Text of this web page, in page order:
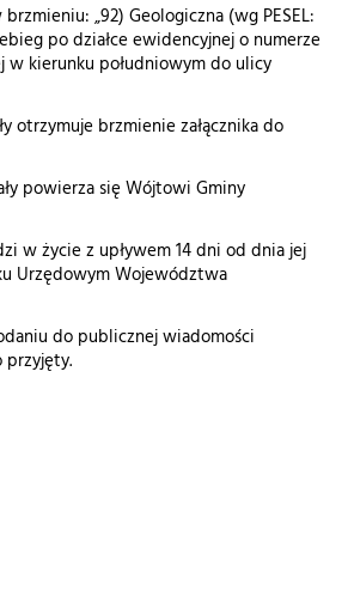
„92) Geologiczna (wg PESEL:
po działce ewidencyjnej o numerze
w kierunku południowym do ulicy
otrzymuje brzmienie załącznika do
powierza się Wójtowi Gminy
w życie z upływem 14 dni od dnia jej
Urzędowym Województwa
do publicznej wiadomości
przyjęty.